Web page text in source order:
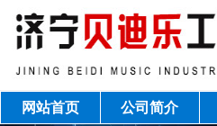
网站首页 公司简介